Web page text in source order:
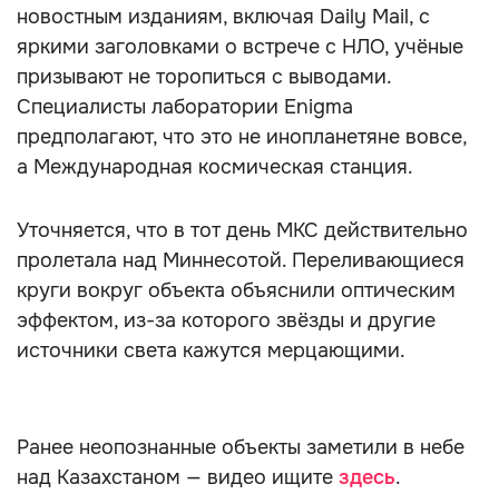
новостным изданиям, включая Daily Mail, с
яркими заголовками о встрече с НЛО, учёные
призывают не торопиться с выводами.
Специалисты лаборатории Enigma
предполагают, что это не инопланетяне вовсе,
а Международная космическая станция.
Уточняется, что в тот день МКС действительно
пролетала над Миннесотой. Переливающиеся
круги вокруг объекта объяснили оптическим
эффектом, из-за которого звёзды и другие
источники света кажутся мерцающими.
Ранее неопознанные объекты заметили в небе
над Казахстаном — видео ищите здесь.